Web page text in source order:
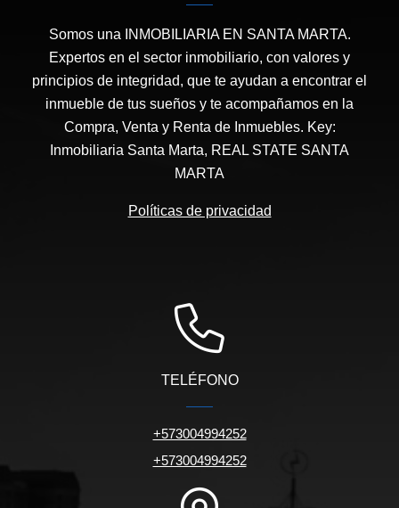
Somos una INMOBILIARIA EN SANTA MARTA.
Expertos en el sector inmobiliario, con valores y
principios de integridad, que te ayudan a encontrar el
inmueble de tus sueños y te acompañamos en la
Compra, Venta y Renta de Inmuebles. Key:
Inmobiliaria Santa Marta, REAL STATE SANTA
MARTA
Políticas de privacidad
TELÉFONO
+573004994252
+573004994252